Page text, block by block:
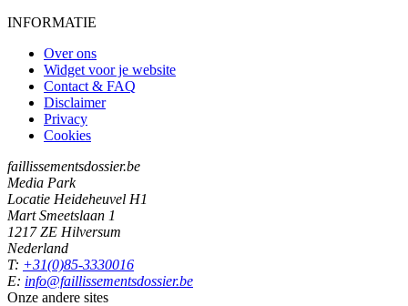
INFORMATIE
Over ons
Widget voor je website
Contact & FAQ
Disclaimer
Privacy
Cookies
faillissementsdossier.be
Media Park
Locatie Heideheuvel H1
Mart Smeetslaan 1
1217 ZE Hilversum
Nederland
T: +31(0)85-3330016
E: info@faillissementsdossier.be
Onze andere sites